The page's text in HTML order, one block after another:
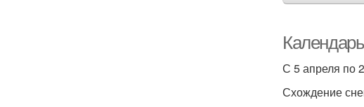
С 5 апреля по
Схождение